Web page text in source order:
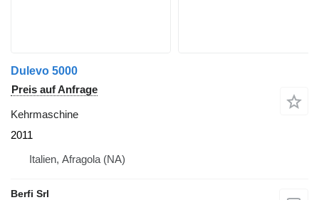
Dulevo 5000
Preis auf Anfrage
Kehrmaschine
2011
Italien, Afragola (NA)
Berfi Srl